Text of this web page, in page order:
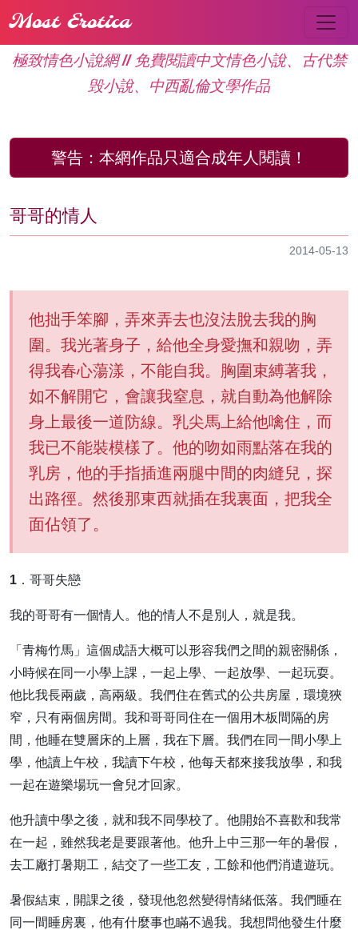
Most Erotica
極致情色小說網 // 免費閱讀中文情色小說、古代禁
毁小說、中西亂倫文學作品
警告： 本網作品只適合成年人閱讀！
哥哥的情人
2014-05-13
他拙手笨腳，弄來弄去也沒法脫去我的胸
圍。我光著身子，給他全身愛撫和親吻，弄
得我春心蕩漾，不能自我。胸圍束縛著我，
如不解開它，會讓我窒息，就自動為他解除
身上最後一道防線。乳尖馬上給他噙住，而
我已不能裝模樣了。他的吻如雨點落在我的
乳房，他的手指插進兩腿中間的肉縫兒，探
出路徑。然後那東西就插在我裏面，把我全
面佔領了。
1．哥哥失戀
我的哥哥有一個情人。他的情人不是別人，就是我。
「青梅竹馬」這個成語大概可以形容我們之間的親密關係，
小時候在同一小學上課，一起上學、一起放學、一起玩耍。
他比我長兩歲，高兩級。我們住在舊式的公共房屋，環境狹
窄，只有兩個房間。我和哥哥同住在一個用木板間隔的房
間，他睡在雙層床的上層，我在下層。我們在同一間小學上
學，他讀上午校，我讀下午校，他每天都來接我放學，和我
一起在遊樂場玩一會兒才回家。
他升讀中學之後，就和我不同學校了。他開始不喜歡和我常
在一起，雖然我老是要跟著他。他升上中三那一年的暑假，
去工廠打暑期工，結交了一些工友，工餘和他們消遣遊玩。
暑假結束，開課之後，發現他忽然變得情緒低落。我們睡在
同一間睡房裏，他有什麼事也瞞不過我。我想問他發生什麼